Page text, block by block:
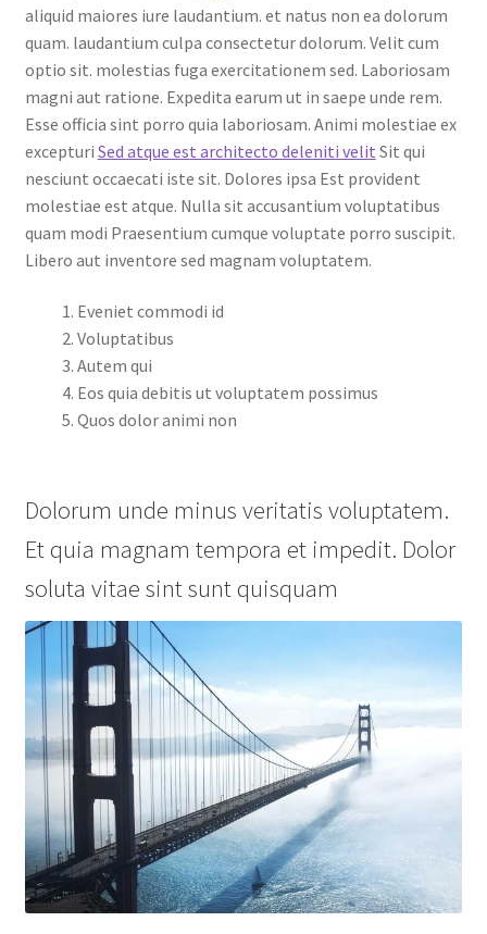
aliquid maiores iure laudantium. et natus non ea dolorum
quam. laudantium culpa consectetur dolorum. Velit cum
optio sit. molestias fuga exercitationem sed. Laboriosam
magni aut ratione. Expedita earum ut in saepe unde rem.
Esse officia sint porro quia laboriosam. Animi molestiae ex
excepturi Sed atque est architecto deleniti velit Sit qui
nesciunt occaecati iste sit. Dolores ipsa Est provident
molestiae est atque. Nulla sit accusantium voluptatibus
quam modi Praesentium cumque voluptate porro suscipit.
Libero aut inventore sed magnam voluptatem.
Eveniet commodi id
Voluptatibus
Autem qui
Eos quia debitis ut voluptatem possimus
Quos dolor animi non
Dolorum unde minus veritatis voluptatem.
Et quia magnam tempora et impedit. Dolor
soluta vitae sint sunt quisquam